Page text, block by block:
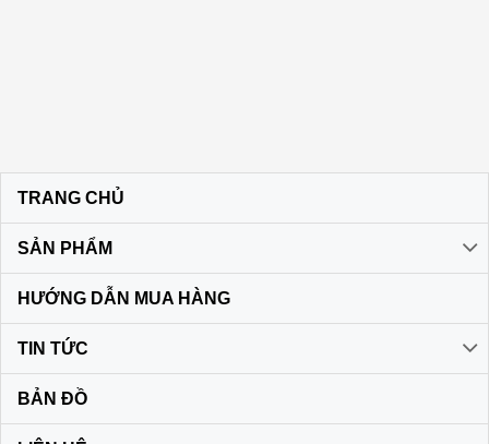
TRANG CHỦ
SẢN PHẨM
HƯỚNG DẪN MUA HÀNG
TIN TỨC
BẢN ĐỒ